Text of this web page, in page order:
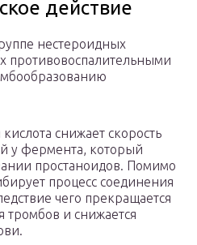
действие
нестероидных
противовоспалительными
снижает скорость
у фермента, который
простаноидов. Помимо
процесс соединения
чего прекращается
тромбов и снижается